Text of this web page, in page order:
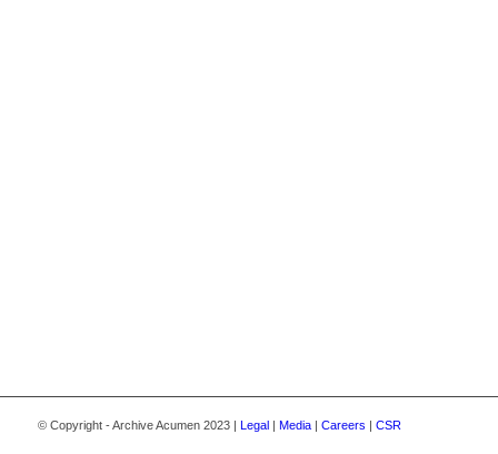
© Copyright - Archive Acumen 2023 | Legal| Media| Careers | CSR